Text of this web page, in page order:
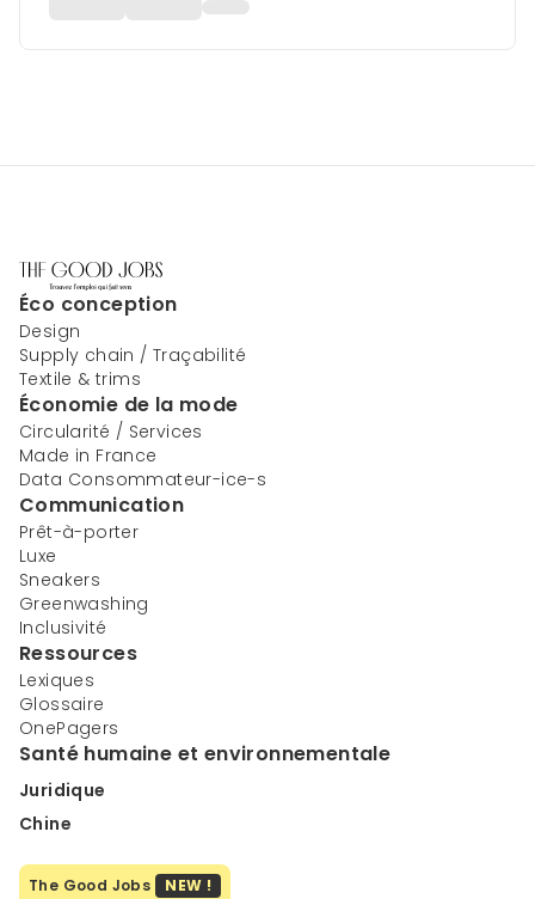
Éco conception
Design
Supply chain / Traçabilité
Textile & trims
Économie de la mode
Circularité / Services
Made in France
Data Consommateur-ice-s
Communication
Prêt-à-porter
Luxe
Sneakers
Greenwashing
Inclusivité
Ressources
Lexiques
Glossaire
OnePagers
Santé humaine et environnementale
Juridique
Chine
The Good Jobs NEW !